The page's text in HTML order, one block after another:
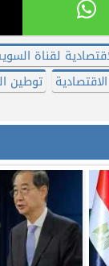
لقناة
توطين